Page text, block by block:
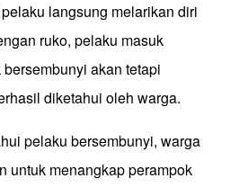
langsung melarikan diri
ruko, pelaku masuk
akan tetapi
diketahui oleh warga.
pelaku bersembunyi, warga
untuk menangkap perampok